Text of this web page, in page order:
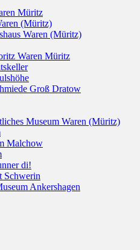
Müritz
(Müritz)
Waren (Müritz)
Waren Müritz
Groß Dratow
Museum Waren (Müritz)
Malchow
di!
Schwerin
Ankershagen